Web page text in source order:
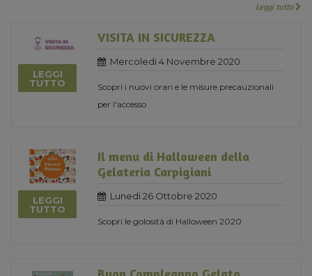
Leggi tutto
LEGGI
TUTTO
VISITA IN SICUREZZA
Mercoledi 4 Novembre 2020
Scopri i nuovi orari e le misure precauzionali
per l'accesso
LEGGI
TUTTO
Il menu di Halloween della
Gelateria Carpigiani
Lunedi 26 Ottobre 2020
Scopri le golosità di Halloween 2020